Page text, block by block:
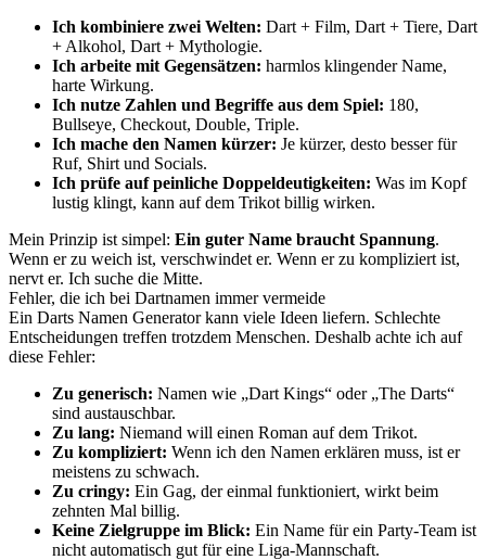
Ich kombiniere zwei Welten: Dart + Film, Dart + Tiere, Dart
+ Alkohol, Dart + Mythologie.
Ich arbeite mit Gegensätzen: harmlos klingender Name,
harte Wirkung.
Ich nutze Zahlen und Begriffe aus dem Spiel: 180,
Bullseye, Checkout, Double, Triple.
Ich mache den Namen kürzer: Je kürzer, desto besser für
Ruf, Shirt und Socials.
Ich prüfe auf peinliche Doppeldeutigkeiten: Was im Kopf
lustig klingt, kann auf dem Trikot billig wirken.
Mein Prinzip ist simpel: Ein guter Name braucht Spannung.
Wenn er zu weich ist, verschwindet er. Wenn er zu kompliziert ist,
nervt er. Ich suche die Mitte.
Fehler, die ich bei Dartnamen immer vermeide
Ein Darts Namen Generator kann viele Ideen liefern. Schlechte
Entscheidungen treffen trotzdem Menschen. Deshalb achte ich auf
diese Fehler:
Zu generisch: Namen wie „Dart Kings“ oder „The Darts“
sind austauschbar.
Zu lang: Niemand will einen Roman auf dem Trikot.
Zu kompliziert: Wenn ich den Namen erklären muss, ist er
meistens zu schwach.
Zu cringy: Ein Gag, der einmal funktioniert, wirkt beim
zehnten Mal billig.
Keine Zielgruppe im Blick: Ein Name für ein Party-Team ist
nicht automatisch gut für eine Liga-Mannschaft.